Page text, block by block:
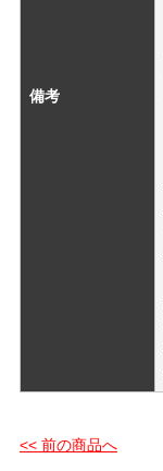
備考
<< 前の商品へ